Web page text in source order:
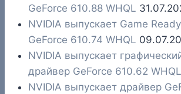
GeForce 610.88 WHQL
NVIDIA выпускает Game
GeForce 610.74 WHQL
NVIDIA выпускает
драйвер GeForce 610.62 WHQL
NVIDIA выпускает драйвер